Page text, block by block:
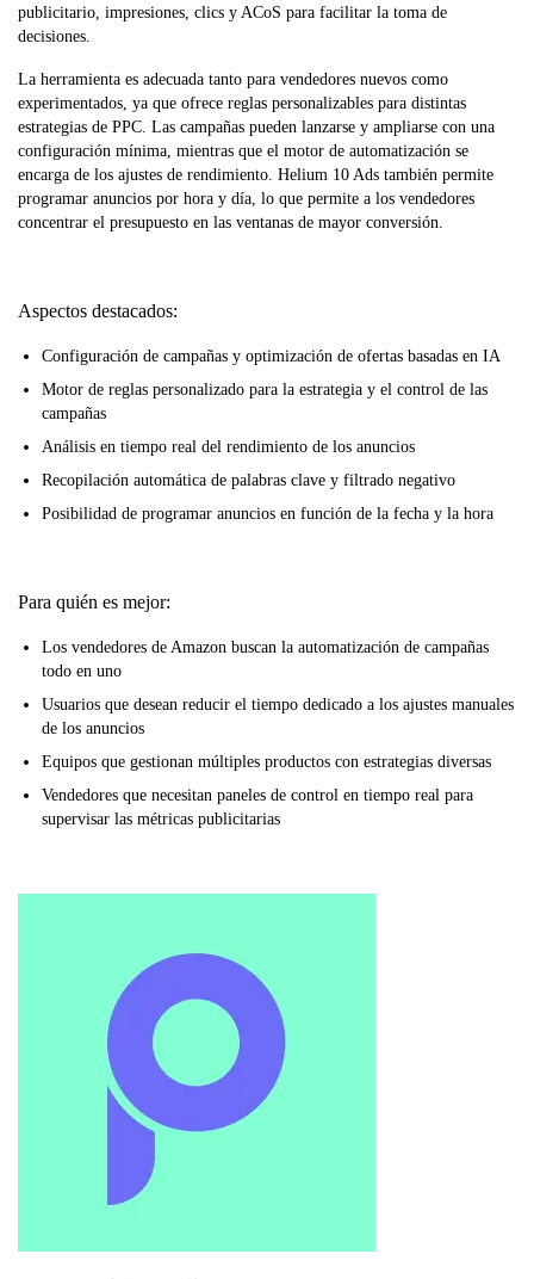
publicitario, impresiones, clics y ACoS para facilitar la toma de
decisiones.
La herramienta es adecuada tanto para vendedores nuevos como
experimentados, ya que ofrece reglas personalizables para distintas
estrategias de PPC. Las campañas pueden lanzarse y ampliarse con una
configuración mínima, mientras que el motor de automatización se
encarga de los ajustes de rendimiento. Helium 10 Ads también permite
programar anuncios por hora y día, lo que permite a los vendedores
concentrar el presupuesto en las ventanas de mayor conversión.
Aspectos destacados:
Configuración de campañas y optimización de ofertas basadas en IA
Motor de reglas personalizado para la estrategia y el control de las
campañas
Análisis en tiempo real del rendimiento de los anuncios
Recopilación automática de palabras clave y filtrado negativo
Posibilidad de programar anuncios en función de la fecha y la hora
Para quién es mejor:
Los vendedores de Amazon buscan la automatización de campañas
todo en uno
Usuarios que desean reducir el tiempo dedicado a los ajustes manuales
de los anuncios
Equipos que gestionan múltiples productos con estrategias diversas
Vendedores que necesitan paneles de control en tiempo real para
supervisar las métricas publicitarias